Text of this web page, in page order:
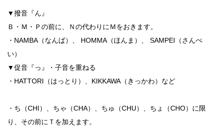
▼撥音『ん』
Ｂ・Ｍ・Ｐの前に、Ｎの代わりにＭをおきます。
・NAMBA（なんば）、 HOMMA（ほんま）、 SAMPEI（さんぺ
い）
▼促音『っ』・子音を重ねる
・HATTORI（はっとり）、KIKKAWA（きっかわ）など
・ち（CHI）、ちゃ（CHA）、ちゅ（CHU）、ちょ（CHO）に限
り、その前にＴを加えます。